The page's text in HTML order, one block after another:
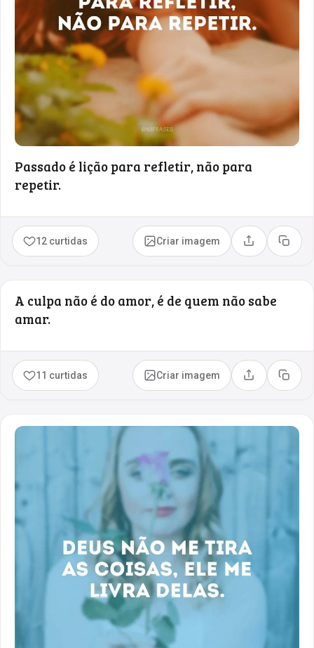
Passado é lição para refletir, não para
repetir.
12 curtidas Criar imagem Compartilhar
Copiar
A culpa não é do amor, é de quem não sabe
amar.
11 curtidas Criar imagem Compartilhar
Copiar